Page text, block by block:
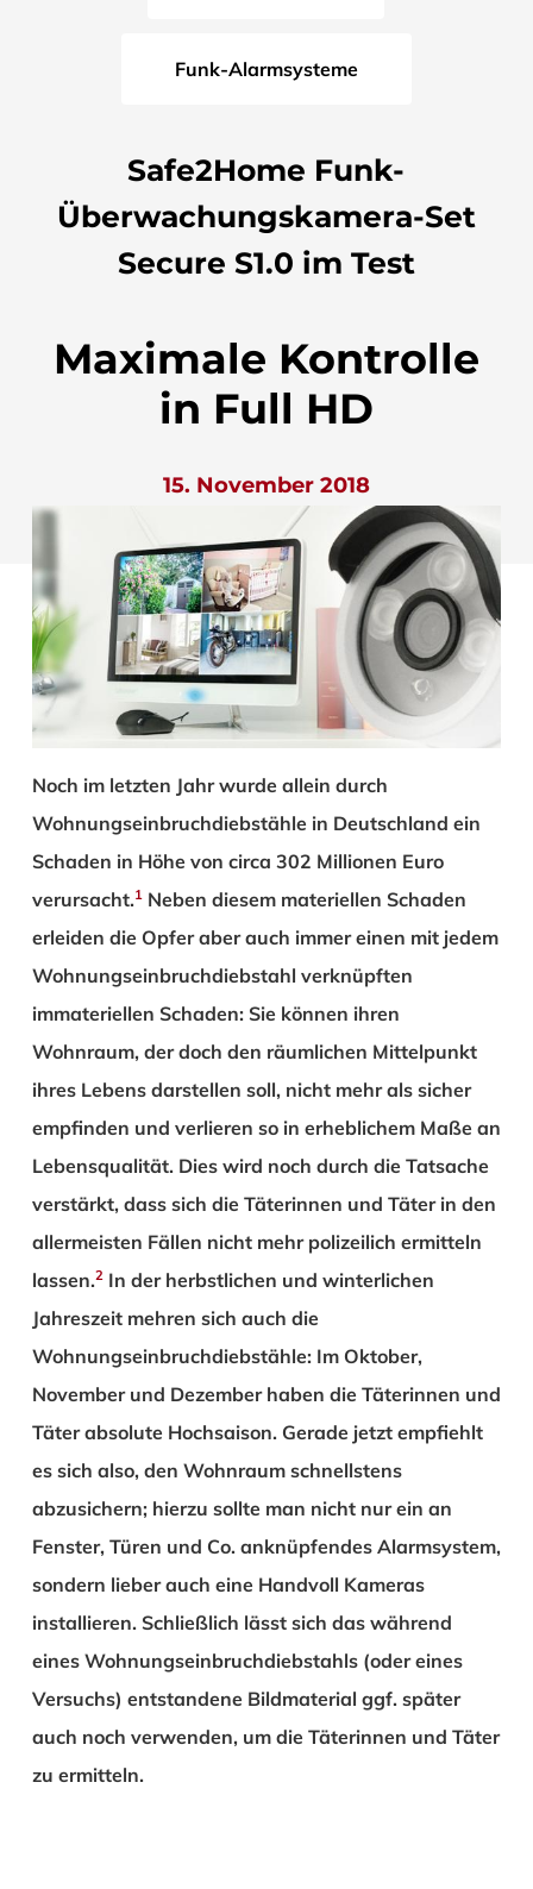
Funk-Alarmsysteme
Safe2Home Funk-
Überwachungskamera-Set
Secure S1.0 im Test
Maximale Kontrolle
in Full HD
15. November 2018
Noch im letzten Jahr wurde allein durch
Wohnungseinbruchdiebstähle in Deutschland ein
Schaden in Höhe von circa 302 Millionen Euro
verursacht.1Neben diesem materiellen Schaden
erleiden die Opfer aber auch immer einen mit jedem
Wohnungseinbruchdiebstahl verknüpften
immateriellen Schaden: Sie können ihren
Wohnraum, der doch den räumlichen Mittelpunkt
ihres Lebens darstellen soll, nicht mehr als sicher
empfinden und verlieren so in erheblichem Maße an
Lebensqualität. Dies wird noch durch die Tatsache
verstärkt, dass sich die Täterinnen und Täter in den
allermeisten Fällen nicht mehr polizeilich ermitteln
lassen.2In der herbstlichen und winterlichen
Jahreszeit mehren sich auch die
Wohnungseinbruchdiebstähle: Im Oktober,
November und Dezember haben die Täterinnen und
Täter absolute Hochsaison. Gerade jetzt empfiehlt
es sich also, den Wohnraum schnellstens
abzusichern; hierzu sollte man nicht nur ein an
Fenster, Türen und Co. anknüpfendes Alarmsystem,
sondern lieber auch eine Handvoll Kameras
installieren. Schließlich lässt sich das während
eines Wohnungseinbruchdiebstahls (oder eines
Versuchs) entstandene Bildmaterial ggf. später
auch noch verwenden, um die Täterinnen und Täter
zu ermitteln.